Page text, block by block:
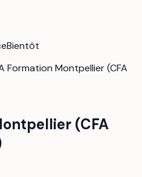
Bientôt
Formation Montpellier (CFA
(CFA